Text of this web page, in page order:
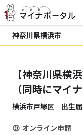
神奈川県横浜市
【神奈川県横
（同時にマイ
横浜市戸塚区 出生届
オンライン申請